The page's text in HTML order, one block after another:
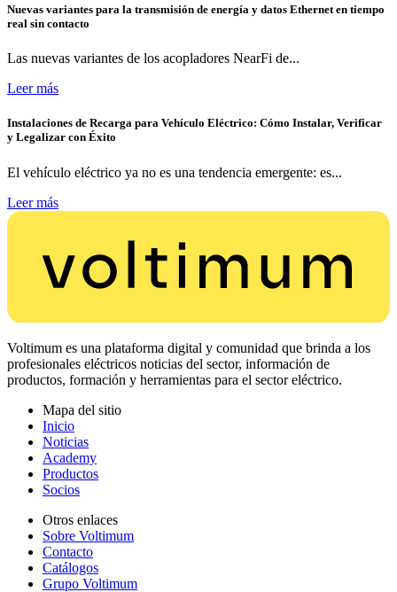
Nuevas variantes para la transmisión de energía y datos Ethernet en tiempo
real sin contacto
Las nuevas variantes de los acopladores NearFi de...
Leer más
Instalaciones de Recarga para Vehículo Eléctrico: Cómo Instalar, Verificar
y Legalizar con Éxito
El vehículo eléctrico ya no es una tendencia emergente: es...
Leer más
Voltimum es una plataforma digital y comunidad que brinda a los
profesionales eléctricos noticias del sector, información de
productos, formación y herramientas para el sector eléctrico.
Mapa del sitio
Inicio
Noticias
Academy
Productos
Socios
Otros enlaces
Sobre Voltimum
Contacto
Catálogos
Grupo Voltimum